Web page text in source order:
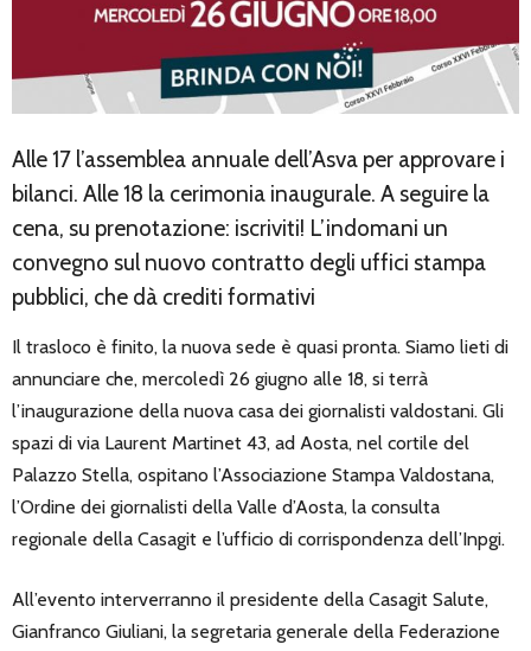
Alle 17 l’assemblea annuale dell’Asva per approvare i
bilanci. Alle 18 la cerimonia inaugurale. A seguire la
cena, su prenotazione: iscriviti! L’indomani un
convegno sul nuovo contratto degli uffici stampa
pubblici, che dà crediti formativi
Il trasloco è finito, la nuova sede è quasi pronta. Siamo lieti di
annunciare che, mercoledì 26 giugno alle 18, si terrà
l’inaugurazione della nuova casa dei giornalisti valdostani. Gli
spazi di via Laurent Martinet 43, ad Aosta, nel cortile del
Palazzo Stella, ospitano l’Associazione Stampa Valdostana,
l’Ordine dei giornalisti della Valle d’Aosta, la consulta
regionale della Casagit e l’ufficio di corrispondenza dell’Inpgi.
All’evento interverranno il presidente della Casagit Salute,
Gianfranco Giuliani, la segretaria generale della Federazione